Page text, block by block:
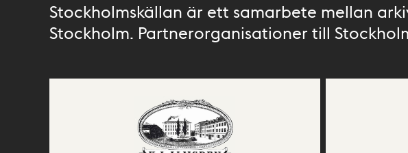
Stockholmskällan är ett samarbete mellan
Stockholm. Partnerorganisationer till